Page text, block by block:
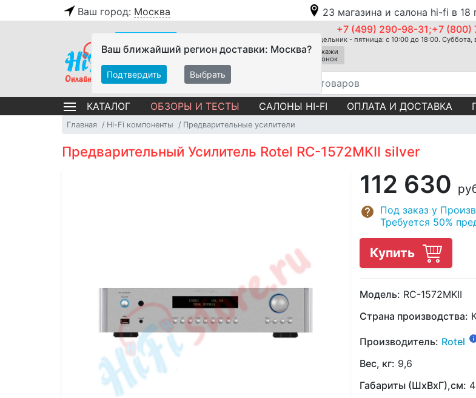
Ваш город: Москва 23 магазина и салона hi-fi в 18
Ваш ближайший регион доставки: Москва?
Подтвердить Выбрать
+7 (499) 290-98-31;+7 (800)
Понедельник - пятница: с 10:00 до 18:00.
Закажи
звонок
КАТАЛОГ ОБЗОРЫ И ТЕСТЫ САЛОНЫ HI-FI ОПЛАТА И ДОСТАВКА
Главная Hi-Fi компоненты Предварительные усилители
Предварительный Усилитель Rotel RC-1572MKII silver
112 630
Под заказ у
Требуется 50%
Купить
Модель: RC-1572MKII
Страна производства:
Производитель: Rotel
Вес, кг: 9,6
Габариты (ШхВхГ),см: